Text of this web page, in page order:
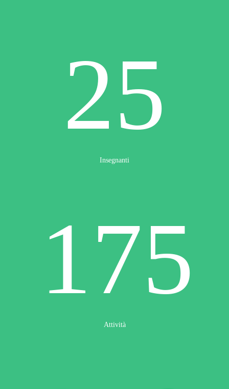
25
Insegnanti
175
Attività